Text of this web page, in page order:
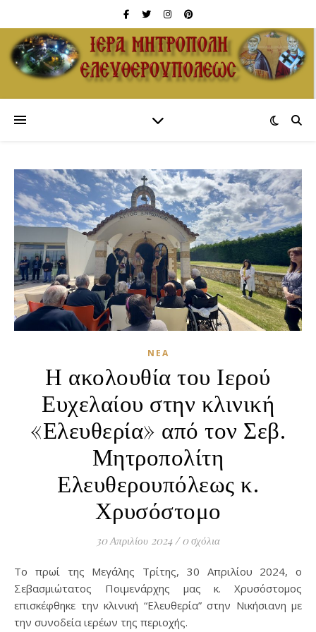
ΝΈΑ
Η ακολουθία του Ιερού
Ευχελαίου στην κλινική
«Ελευθερία» από τον Σεβ.
Μητροπολίτη
Ελευθερουπόλεως κ.
Χρυσόστομο
30 Απριλίου 2024 / 0 σχόλια
Το πρωί της Μεγάλης Τρίτης, 30 Απριλίου 2024, ο
Σεβασμιώτατος Ποιμενάρχης μας κ. Χρυσόστομος
επισκέφθηκε την κλινική “Ελευθερία” στην Νικήσιανη με
την συνοδεία ιερέων της περιοχής.